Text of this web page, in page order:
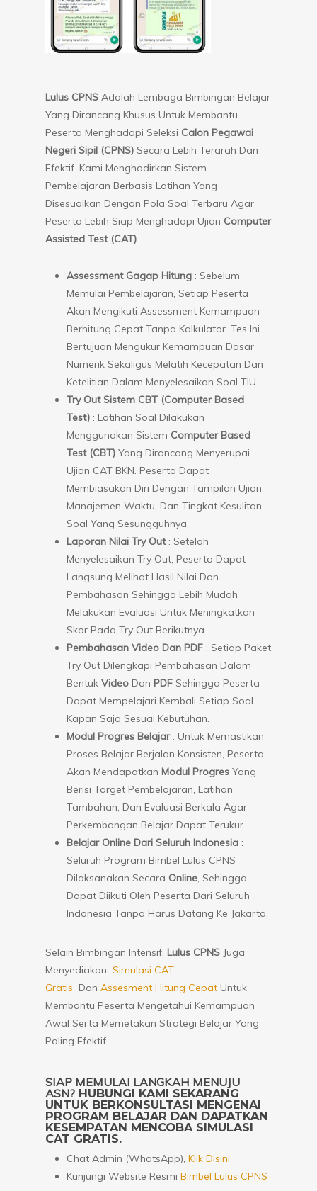
Lulus CPNS Adalah Lembaga Bimbingan Belajar
Yang Dirancang Khusus Untuk Membantu
Peserta Menghadapi Seleksi Calon Pegawai
Negeri Sipil (CPNS) Secara Lebih Terarah Dan
Efektif. Kami Menghadirkan Sistem
Pembelajaran Berbasis Latihan Yang
Disesuaikan Dengan Pola Soal Terbaru Agar
Peserta Lebih Siap Menghadapi Ujian Computer
Assisted Test (CAT).
Assessment Gagap Hitung : Sebelum
Memulai Pembelajaran, Setiap Peserta
Akan Mengikuti Assessment Kemampuan
Berhitung Cepat Tanpa Kalkulator. Tes Ini
Bertujuan Mengukur Kemampuan Dasar
Numerik Sekaligus Melatih Kecepatan Dan
Ketelitian Dalam Menyelesaikan Soal TIU.
Try Out Sistem CBT (Computer Based
Test) : Latihan Soal Dilakukan
Menggunakan Sistem Computer Based
Test (CBT) Yang Dirancang Menyerupai
Ujian CAT BKN. Peserta Dapat
Membiasakan Diri Dengan Tampilan Ujian,
Manajemen Waktu, Dan Tingkat Kesulitan
Soal Yang Sesungguhnya.
Laporan Nilai Try Out: Setelah
Menyelesaikan Try Out, Peserta Dapat
Langsung Melihat Hasil Nilai Dan
Pembahasan Sehingga Lebih Mudah
Melakukan Evaluasi Untuk Meningkatkan
Skor Pada Try Out Berikutnya.
Pembahasan Video Dan PDF : Setiap Paket
Try Out Dilengkapi Pembahasan Dalam
Bentuk Video Dan PDF Sehingga Peserta
Dapat Mempelajari Kembali Setiap Soal
Kapan Saja Sesuai Kebutuhan.
Modul Progres Belajar: Untuk Memastikan
Proses Belajar Berjalan Konsisten, Peserta
Akan Mendapatkan Modul Progres Yang
Berisi Target Pembelajaran, Latihan
Tambahan, Dan Evaluasi Berkala Agar
Perkembangan Belajar Dapat Terukur.
Belajar Online Dari Seluruh Indonesia :
Seluruh Program Bimbel Lulus CPNS
Dilaksanakan Secara Online, Sehingga
Dapat Diikuti Oleh Peserta Dari Seluruh
Indonesia Tanpa Harus Datang Ke Jakarta.
Selain Bimbingan Intensif, Lulus CPNS Juga
Menyediakan Simulasi CAT
Gratis Dan Assesment Hitung Cepat Untuk
Membantu Peserta Mengetahui Kemampuan
Awal Serta Memetakan Strategi Belajar Yang
Paling Efektif.
SIAP MEMULAI LANGKAH MENUJU
ASN? HUBUNGI KAMI SEKARANG
UNTUK BERKONSULTASI MENGENAI
PROGRAM BELAJAR DAN DAPATKAN
KESEMPATAN MENCOBA SIMULASI
CAT GRATIS.
Chat Admin (WhatsApp), Klik Disini
Kunjungi Website Resmi Bimbel Lulus CPNS